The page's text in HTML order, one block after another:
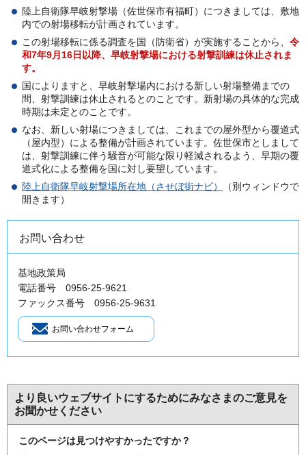
陸上自衛隊早岐射撃場（佐世保市有福町）につきましては、敷地
内での射場移転が計画されています。
この射場移転に係る調査を国（防衛省）が実施することから、 令
和7年9月16日以降、早岐射撃場における射撃訓練は休止されま
す。
国によりますと、早岐射撃場内における新しい射場整備までの
間、射撃訓練は休止されるとのことです。新射場の具体的な完成
時期は未定とのことです。
なお、新しい射場につきましては、これまでの屋外型から覆道式
（屋内型）による整備が計画されています。佐世保市としまして
は、射撃訓練に伴う騒音が可能な限り軽減されるよう、早期の覆
道式化による整備を国に対し要望しています。
陸上自衛隊早岐射撃場所在地（させぼ街ナビ）
（別ウィンドウで
開きます）
お問い合わせ
基地政策局
電話番号 0956-25-9621
ファックス番号 0956-25-9631
より良いウェブサイトにするためにみなさまのご意見を
お聞かせください
このページは見つけやすかったですか？